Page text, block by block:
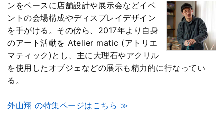
ンをベースに店舗設計や展示会などイベ
ントの会場構成やディスプレイデザイン
を手がける。その傍ら、2017年より自身
のアート活動を Atelier matic (アトリエ
マティック)とし、主に大理石やアクリル
を使用したオブジェなどの展示も精力的に行なってい
る。
外山翔 の特集ページはこちら ≫